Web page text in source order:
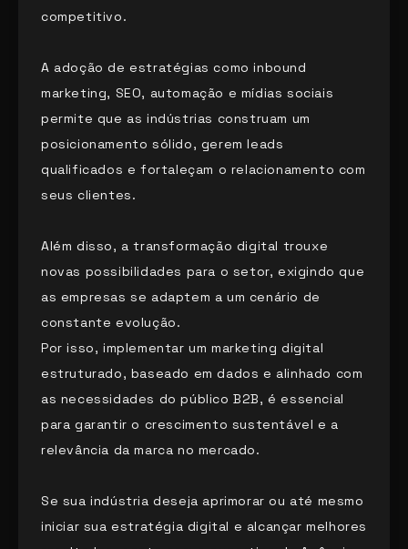
competitivo.
A adoção de estratégias como inbound
marketing, SEO, automação e mídias sociais
permite que as indústrias construam um
posicionamento sólido, gerem leads
qualificados e fortaleçam o relacionamento com
seus clientes.
Além disso, a transformação digital trouxe
novas possibilidades para o setor, exigindo que
as empresas se adaptem a um cenário de
constante evolução.
Por isso, implementar um marketing digital
estruturado, baseado em dados e alinhado com
as necessidades do público B2B, é essencial
para garantir o crescimento sustentável e a
relevância da marca no mercado.
Se sua indústria deseja aprimorar ou até mesmo
iniciar sua estratégia digital e alcançar melhores